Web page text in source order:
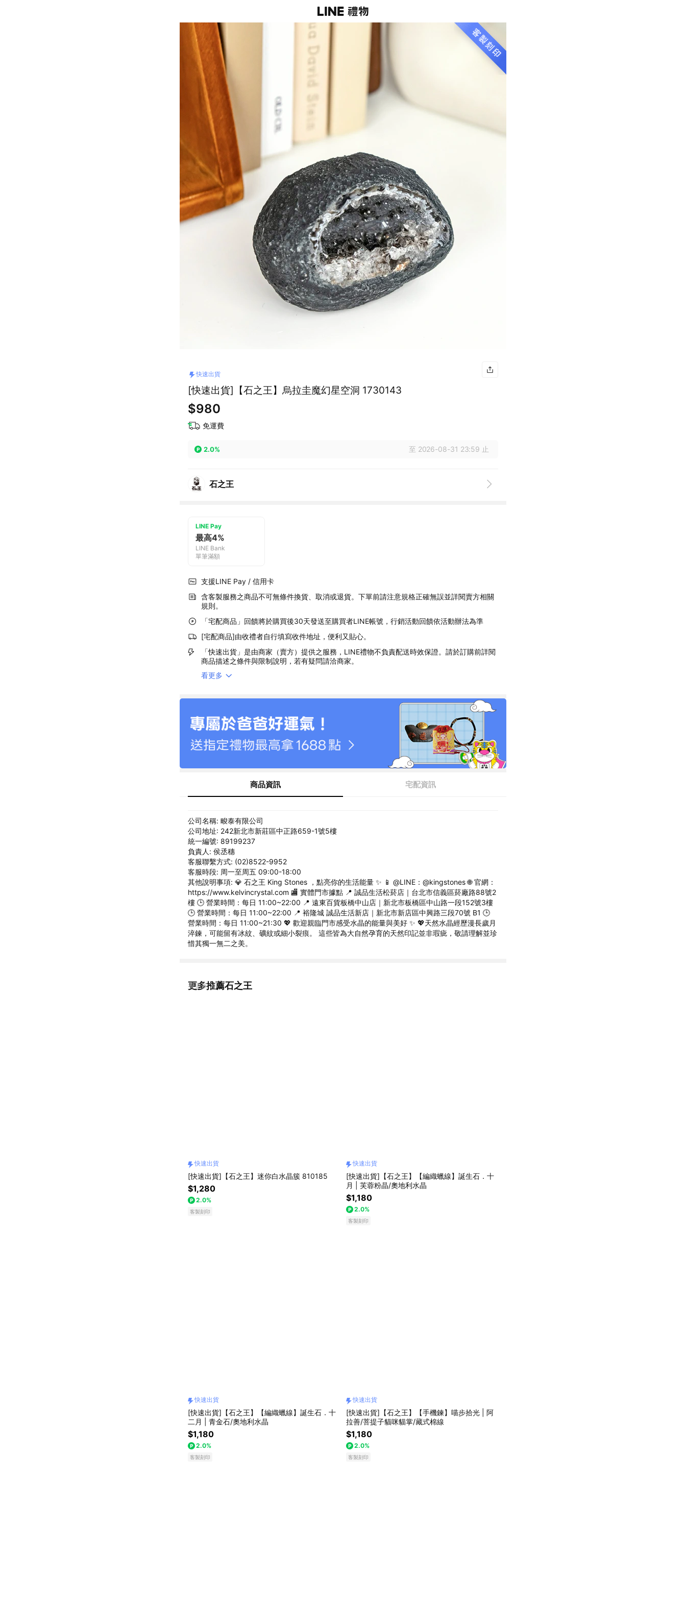
快速出貨
[快速出貨]【石之王】烏拉圭魔幻星空洞 1730143
$980
免運費
2.0% 至 2026-08-31 23:59 止
石之王
LINE Pay
最高4%
LINE Bank
單筆滿額
支援LINE Pay / 信用卡
含客製服務之商品不可無條件換貨、取消或退貨。下單前請注意規格正確無誤並詳閱賣方相關
規則。
「宅配商品」回饋將於購買後30天發送至購買者LINE帳號，行銷活動回饋依活動辦法為準
[宅配商品]由收禮者自行填寫收件地址，便利又貼心。
「快速出貨」是由商家（賣方）提供之服務，LINE禮物不負責配送時效保證。請於訂購前詳閱
商品描述之條件與限制說明，若有疑問請洽商家。
看更多
商品資訊 宅配資訊
公司名稱: 畯泰有限公司
公司地址: 242新北市新莊區中正路659-1號5樓
統一編號: 89199237
負責人: 侯丞穗
客服聯繫方式: (02)8522-9952
客服時段: 周一至周五 09:00-18:00
其他說明事項: 💎 石之王 King Stones ，點亮你的生活能量 ✨ 📱 @LINE：@kingstones 🌐 官網：
https://www.kelvincrystal.com 🏬 實體門市據點 📍 誠品生活松菸店｜台北市信義區菸廠路88號2
樓 🕒 營業時間：每日 11:00~22:00 📍 遠東百貨板橋中山店｜新北市板橋區中山路一段152號3樓
🕒 營業時間：每日 11:00~22:00 📍 裕隆城 誠品生活新店｜新北市新店區中興路三段70號 B1 🕒
營業時間：每日 11:00~21:30 💖 歡迎親臨門市感受水晶的能量與美好 ✨ 💖天然水晶經歷漫長歲月
淬鍊，可能留有冰紋、礦紋或細小裂痕。 這些皆為大自然孕育的天然印記並非瑕疵，敬請理解並珍
惜其獨一無二之美。
更多推薦石之王
看更多
快速出貨
[快速出貨]【石之王】迷你白水晶簇 810185
$1,280
2.0%
客製刻印
快速出貨
[快速出貨]【石之王】【編織蠟線】誕生石．十
月 | 芙蓉粉晶/奧地利水晶
$1,180
2.0%
客製刻印
快速出貨
[快速出貨]【石之王】【編織蠟線】誕生石．十
二月 | 青金石/奧地利水晶
$1,180
2.0%
客製刻印
快速出貨
[快速出貨]【石之王】【手機鍊】喵步拾光 | 阿
拉善/菩提子貓咪貓掌/藏式棉線
$1,180
2.0%
客製刻印